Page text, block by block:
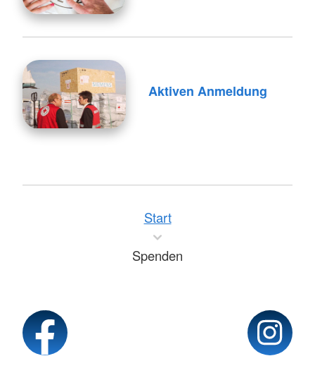
Aktiven Anmeldung
Start
Spenden